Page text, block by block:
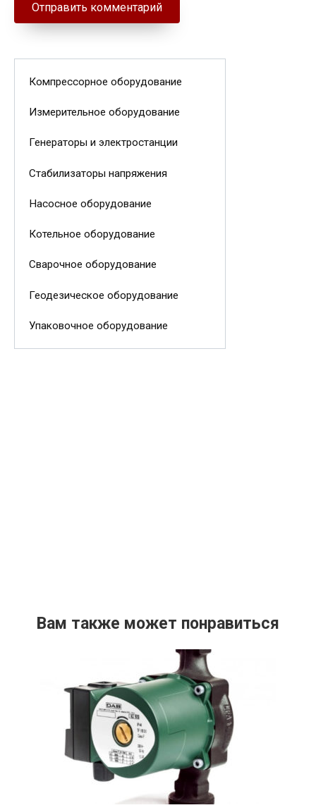
Компрессорное оборудование
Измерительное оборудование
Генераторы и электростанции
Стабилизаторы напряжения
Насосное оборудование
Котельное оборудование
Сварочное оборудование
Геодезическое оборудование
Упаковочное оборудование
Вам также может понравиться